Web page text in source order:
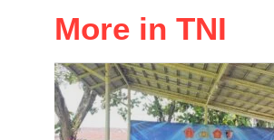
More in TNI